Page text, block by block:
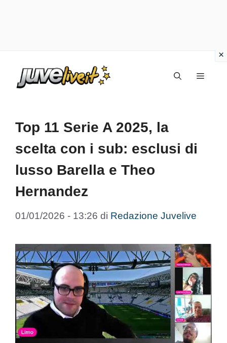
Menu
Top 11 Serie A 2025, la
scelta con i sub: esclusi di
lusso Barella e Theo
Hernandez
01/01/2026 - 13:26 di Redazione Juvelive